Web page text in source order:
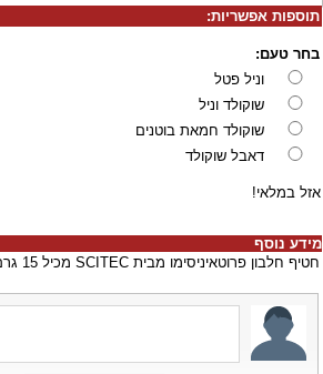
תוספות אפשריות:
בחר טעם:
וניל פטל
שוקולד וניל
שוקולד חמאת בוטנים
דאבל שוקולד
אזל במלאי!
מידע נוסף
חטיף חלבון פרוטאיניסימו מבית SCITEC מכיל 15 גרם חלבון , 183 קלוריות ורק 1.6 גרם סוכר לחטיף !